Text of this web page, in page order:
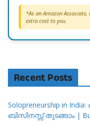
*As an Amazon
extra cost to you.
Recent Posts
Solopreneurship in
ബിസിനസ്സ് തുടങ്ങാം |